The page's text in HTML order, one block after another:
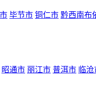
毕节市 铜仁市 黔西南布
昭通市 丽江市 普洱市 临